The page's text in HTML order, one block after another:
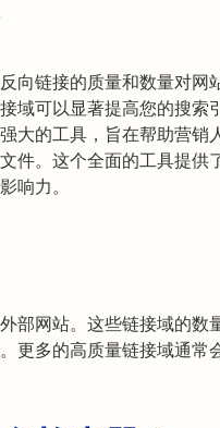
向链接的质量和数量对网
域可以显著提高您的搜索
大的工具，旨在帮助营销
件。这个全面的工具提供
响力。
部网站。这些链接域的数
更多的高质量链接域通常